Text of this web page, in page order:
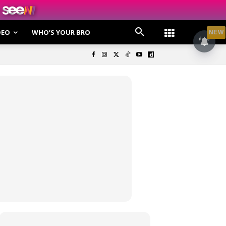
Privasi
WHO’S YOUR BRO NEW